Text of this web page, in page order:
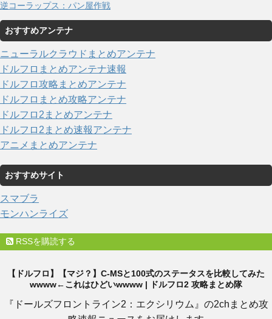
逆コーラップス：パン屋作戦
おすすめアンテナ
ニューラルクラウドまとめアンテナ
ドルフロまとめアンテナ速報
ドルフロ攻略まとめアンテナ
ドルフロまとめ攻略アンテナ
ドルフロ2まとめアンテナ
ドルフロ2まとめ速報アンテナ
アニメまとめアンテナ
おすすめサイト
スマブラ
モンハンライズ
RSSを購読する
【ドルフロ】【マジ？】C-MSと100式のステータスを比較してみた
wwww←これはひどいwwww | ドルフロ2 攻略まとめ隊
『ドールズフロントライン2：エクシリウム』の2chまとめ攻